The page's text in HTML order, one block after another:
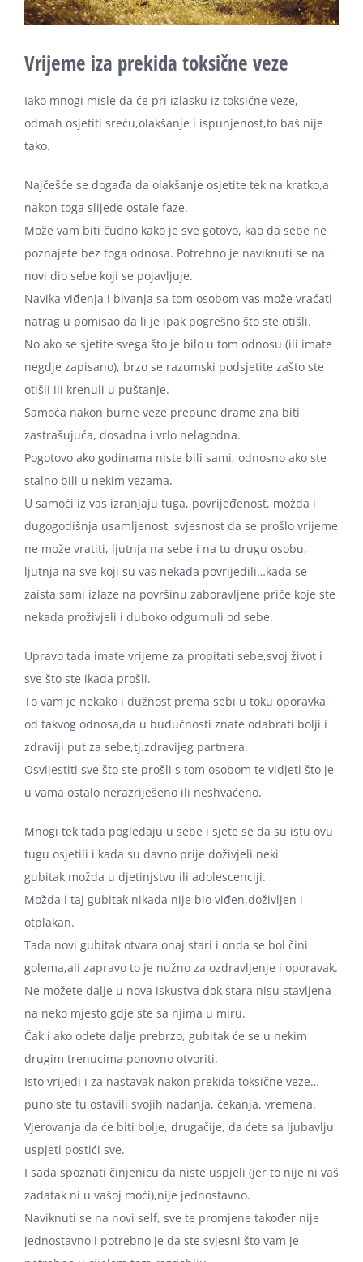
Vrijeme iza prekida toksične veze
Iako mnogi misle da će pri izlasku iz toksične veze,
odmah osjetiti sreću,olakšanje i ispunjenost,to baš nije
tako.
Najčešće se događa da olakšanje osjetite tek na kratko,a
nakon toga slijede ostale faze.
Može vam biti čudno kako je sve gotovo, kao da sebe ne
poznajete bez toga odnosa. Potrebno je naviknuti se na
novi dio sebe koji se pojavljuje.
Navika viđenja i bivanja sa tom osobom vas može vraćati
natrag u pomisao da li je ipak pogrešno što ste otišli.
No ako se sjetite svega što je bilo u tom odnosu (ili imate
negdje zapisano), brzo se razumski podsjetite zašto ste
otišli ili krenuli u puštanje.
Samoća nakon burne veze prepune drame zna biti
zastrašujuća, dosadna i vrlo nelagodna.
Pogotovo ako godinama niste bili sami, odnosno ako ste
stalno bili u nekim vezama.
U samoći iz vas izranjaju tuga, povrijeđenost, možda i
dugogodišnja usamljenost, svjesnost da se prošlo vrijeme
ne može vratiti, ljutnja na sebe i na tu drugu osobu,
ljutnja na sve koji su vas nekada povrijedili…kada se
zaista sami izlaze na površinu zaboravljene priče koje ste
nekada proživjeli i duboko odgurnuli od sebe.
Upravo tada imate vrijeme za propitati sebe,svoj život i
sve što ste ikada prošli.
To vam je nekako i dužnost prema sebi u toku oporavka
od takvog odnosa,da u budućnosti znate odabrati bolji i
zdraviji put za sebe,tj.zdravijeg partnera.
Osvijestiti sve što ste prošli s tom osobom te vidjeti što je
u vama ostalo nerazriješeno ili neshvaćeno.
Mnogi tek tada pogledaju u sebe i sjete se da su istu ovu
tugu osjetili i kada su davno prije doživjeli neki
gubitak,možda u djetinjstvu ili adolescenciji.
Možda i taj gubitak nikada nije bio viđen,doživljen i
otplakan.
Tada novi gubitak otvara onaj stari i onda se bol čini
golema,ali zapravo to je nužno za ozdravljenje i oporavak.
Ne možete dalje u nova iskustva dok stara nisu stavljena
na neko mjesto gdje ste sa njima u miru.
Čak i ako odete dalje prebrzo, gubitak će se u nekim
drugim trenucima ponovno otvoriti.
Isto vrijedi i za nastavak nakon prekida toksične veze…
puno ste tu ostavili svojih nadanja, čekanja, vremena.
Vjerovanja da će biti bolje, drugačije, da ćete sa ljubavlju
uspjeti postići sve.
I sada spoznati činjenicu da niste uspjeli (jer to nije ni vaš
zadatak ni u vašoj moći),nije jednostavno.
Naviknuti se na novi self, sve te promjene također nije
jednostavno i potrebno je da ste svjesni što vam je